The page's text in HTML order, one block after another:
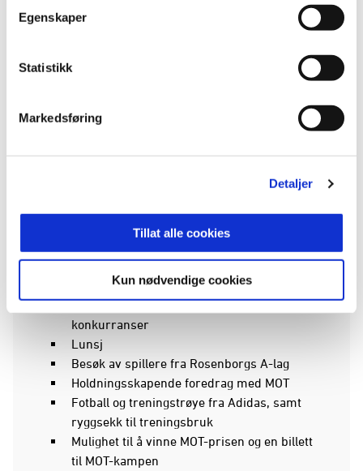
Egenskaper
Statistikk
Markedsføring
Detaljer
Tillat alle cookies
Kun nødvendige cookies
12.-14.juni
28.-30.august
Trøndelag får du:
4–5 treningsøkter med øvelser fra
Rosenborg Skolen
Turneringsspill og mulighet til å vinne
konkurranser
Lunsj
Besøk av spillere fra Rosenborgs A-lag
Holdningsskapende foredrag med MOT
Fotball og treningstrøye fra Adidas, samt
ryggsekk til treningsbruk
Mulighet til å vinne MOT-prisen og en billett
til MOT-kampen